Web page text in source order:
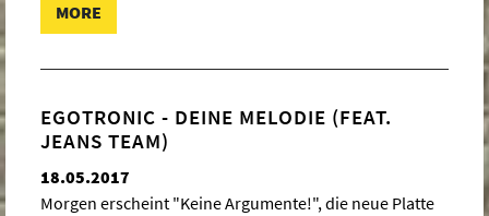
MORE
EGOTRONIC - DEINE MELODIE (FEAT.
JEANS TEAM)
18.05.2017
Morgen erscheint "Keine Argumente!", die neue Platte